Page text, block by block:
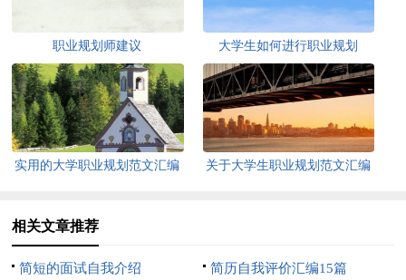
职业规划师建议 大学生如何进行职业规划
实用的大学职业规划范文汇编
关于大学生职业规划范文汇编
相关文章推荐
简短的面试自我介绍
简历自我评价汇编15篇